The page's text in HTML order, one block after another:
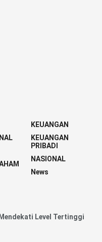
KEUANGAN
KEUANGAN
PRIBADI
NASIONAL
News
Level Tertinggi